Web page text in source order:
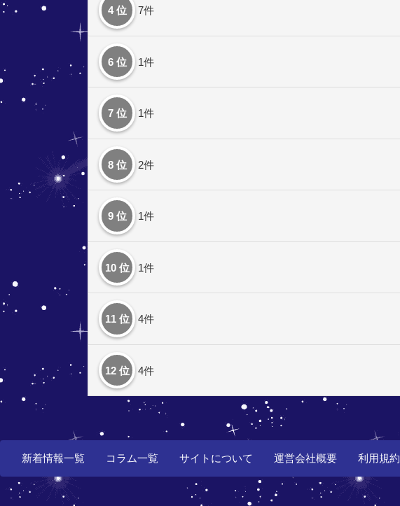
4 位 7件
6 位 1件
7 位 1件
8 位 2件
9 位 1件
10 位 1件
11 位 4件
12 位 4件
新着情報一覧 コラム一覧 サイトについて 運営会社概要 利用規約